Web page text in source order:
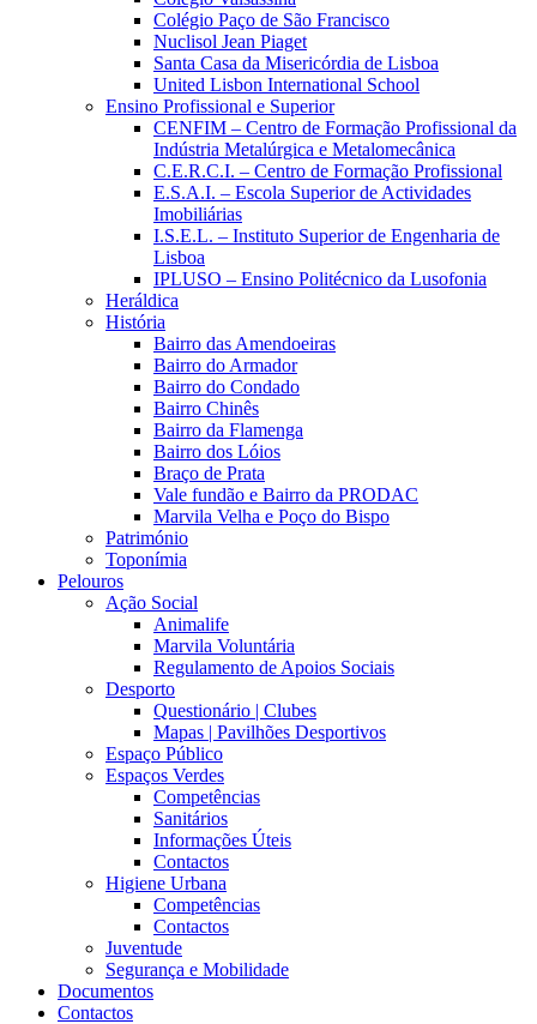
Colégio Paço de São Francisco
Nuclisol Jean Piaget
Santa Casa da Misericórdia de Lisboa
United Lisbon International School
Ensino Profissional e Superior
CENFIM – Centro de Formação Profissional da
Indústria Metalúrgica e Metalomecânica
C.E.R.C.I. – Centro de Formação Profissional
E.S.A.I. – Escola Superior de Actividades
Imobiliárias
I.S.E.L. – Instituto Superior de Engenharia de
Lisboa
IPLUSO – Ensino Politécnico da Lusofonia
Heráldica
História
Bairro das Amendoeiras
Bairro do Armador
Bairro do Condado
Bairro Chinês
Bairro da Flamenga
Bairro dos Lóios
Braço de Prata
Vale fundão e Bairro da PRODAC
Marvila Velha e Poço do Bispo
Património
Toponímia
Pelouros
Ação Social
Animalife
Marvila Voluntária
Regulamento de Apoios Sociais
Desporto
Questionário | Clubes
Mapas | Pavilhões Desportivos
Espaço Público
Espaços Verdes
Competências
Sanitários
Informações Úteis
Contactos
Higiene Urbana
Competências
Contactos
Juventude
Segurança e Mobilidade
Documentos
Contactos